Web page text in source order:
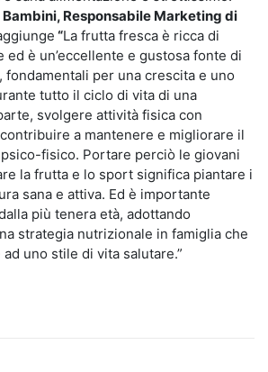
Responsabile Marketing di
“La frutta fresca è ricca di
è un’eccellente e gustosa fonte di
fondamentali per una crescita e uno
tutto il ciclo di vita di una
svolgere attività fisica con
a mantenere e migliorare il
fisico. Portare perciò le giovani
la frutta e lo sport significa piantare i
sana e attiva. Ed è importante
più tenera età, adottando
strategia nutrizionale in famiglia che
uno stile di vita salutare.”